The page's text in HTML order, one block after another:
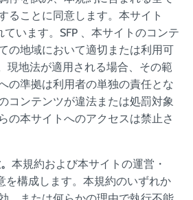
ることに同意します。本サイト
ています。SFP 、本サイトのコンテ
の地域において適切または利用可
現地法が適用される場合、その範
の準拠は利用者の単独の責任とな
コンテンツが違法または処罰対象
の本サイトへのアクセスは禁止さ
本規約および本サイトの運営・
を構成します。本規約のいずれか